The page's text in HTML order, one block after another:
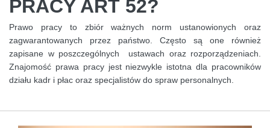
PRACY ART 52?
Prawo pracy to zbiór ważnych norm ustanowionych oraz
zagwarantowanych przez państwo. Często są one również
zapisane w poszczególnych ustawach oraz rozporządzeniach.
Znajomość prawa pracy jest niezwykle istotna dla pracowników
działu kadr i płac oraz specjalistów do spraw personalnych.